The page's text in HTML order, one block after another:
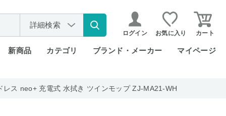
詳細検索
ログイン お気に入り カート
新商品 カテゴリ ブランド・メーカー マイページ
ス neo+ 充電式 水拭き ツインモップ ZJ-MA21-WH